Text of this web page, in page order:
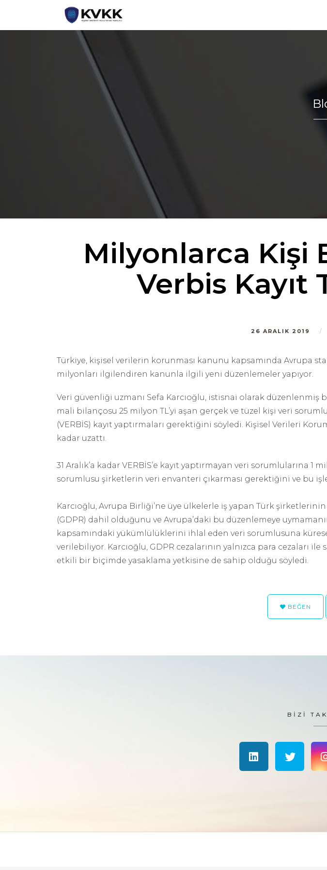
Milyonlarca Kişi
Verbis Kayıt
26 ARALIK 2019 /
Türkiye, kişisel verilerin korunması kanunu kapsamında Avrupa
milyonları ilgilendiren kanunla ilgili yeni düzenlemeler yapıyor.
Veri güvenliği uzmanı Sefa Karcıoğlu, istisnai olarak düzenlenmiş
mali bilançosu 25 milyon TL’yi aşan gerçek ve tüzel kişi veri
(VERBİS) kayıt yaptırmaları gerektiğini söyledi. Kişisel Verileri
kadar uzattı.
31 Aralık’a kadar VERBİS’e kayıt yaptırmayan veri sorumlularına
sorumlusu şirketlerin veri envanteri çıkarması gerektiğini ve bu
Karcıoğlu, Avrupa Birliği’ne üye ülkelerle iş yapan Türk
(GDPR) dahil olduğunu ve Avrupa’daki bu düzenlemeye
kapsamındaki yükümlülüklerini ihlal eden veri sorumlusuna
verilebiliyor. Karcıoğlu, GDPR cezalarının yalnızca para cezaları ile
etkili bir biçimde yasaklama yetkisine de sahip olduğu söyledi.
BEĞEN
BIZI